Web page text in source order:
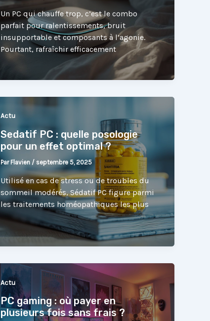
Un PC qui chauffe trop, c’est le combo
parfait pour ralentissements, bruit
insupportable et composants à l’agonie.
Pourtant, rafraîchir efficacement
Actu
Sedatif PC : quelle posologie
pour un effet optimal ?
Par Flavien / septembre 5, 2025
Utilisé en cas de stress ou de troubles du
sommeil modérés, Sédatif PC figure parmi
les traitements homéopathiques les plus
Actu
PC gaming : où payer en
plusieurs fois sans frais ?